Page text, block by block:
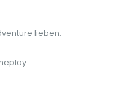
lieben: